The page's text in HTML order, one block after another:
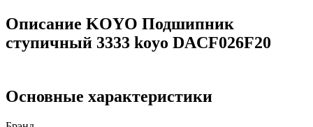
Описание KOYO Подшипник
ступичный 3333 koyo DACF026F20
Основные характеристики